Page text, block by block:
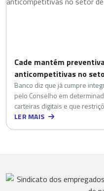
Cade mantém
anticompetitivas no
Banco diz que já cumpre
pelo Conselho em
carteiras digitais e que
LER MAIS